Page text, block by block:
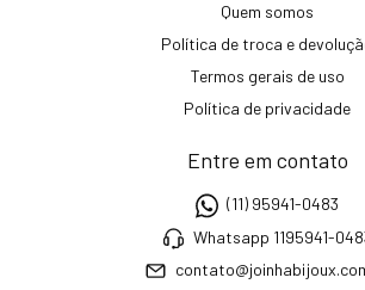
Quem somos
Política de troca e
Termos gerais de uso
Política de privacidade
Entre em contato
(11) 95941-0483
Whatsapp 1195941-